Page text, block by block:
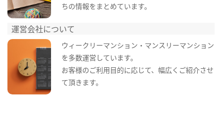
ちの情報をまとめています。
運営会社について
ウィークリーマンション・マンスリーマンション
を多数運営しています。
お客様のご利用目的に応じて、幅広くご紹介させ
て頂きます。